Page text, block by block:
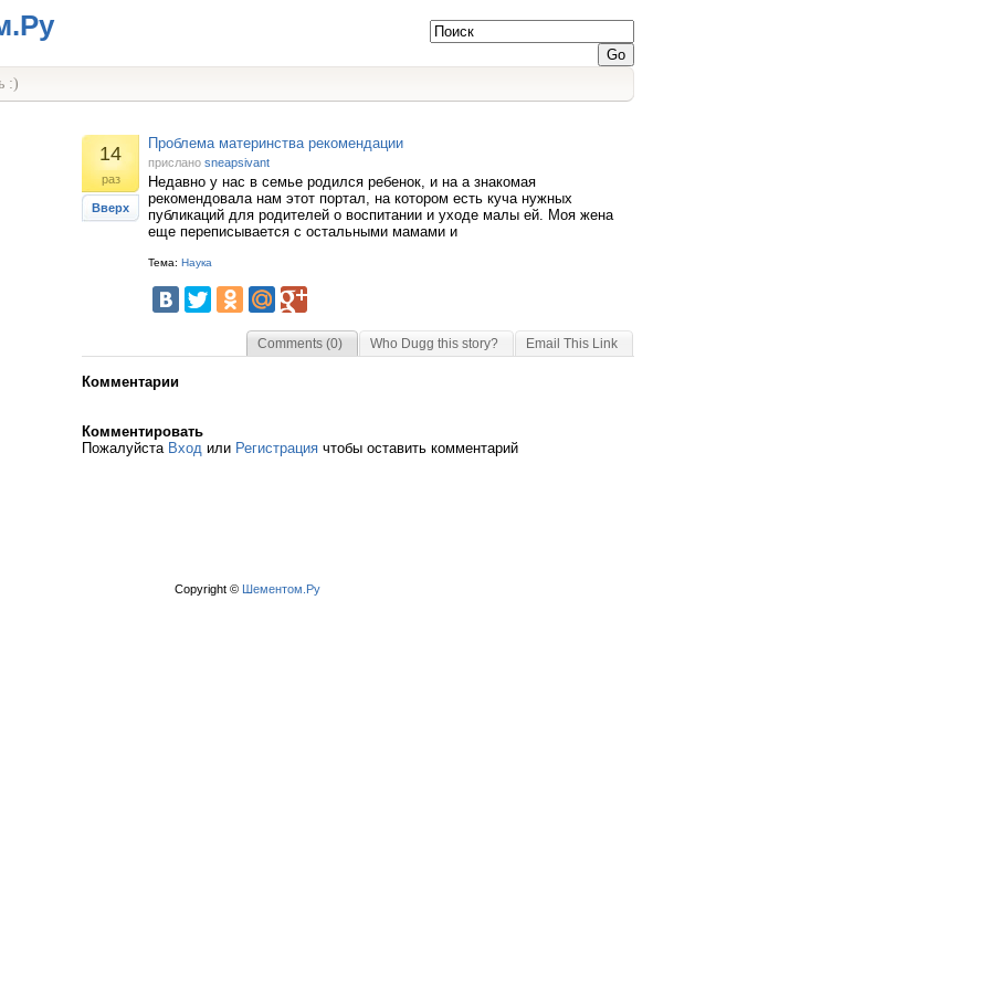
:)
14
раз
Вверх
Проблема материнства рекомендации
прислано sneapsivant
Недавно у нас в семье родился ребенок, и на а знакомая
рекомендовала нам этот портал, на котором есть куча нужных
публикаций для родителей о воспитании и уходе малы ей. Моя жена
еще переписывается с остальными мамами и
Тема: Наука
Comments (0) Who Dugg this story? Email This Link
Комментарии
Комментировать
Пожалуйста Вход или Регистрация чтобы оставить комментарий
Copyright © Шементом.Ру